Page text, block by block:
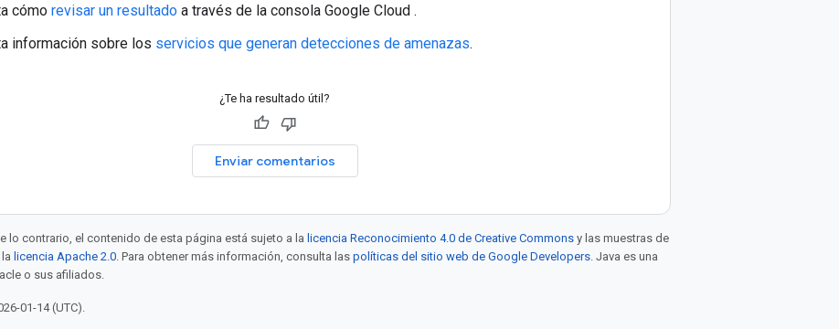
cómo revisar un resultado a través de la consola Google Cloud .
información sobre los servicios que generan detecciones de amenazas.
¿Te ha resultado útil?
Enviar comentarios
lo contrario, el contenido de esta página está sujeto a la licencia Reconocimiento 4.0 de Creative Commons y las muestras de
licencia Apache 2.0. Para obtener más información, consulta las políticas del sitio web de Google Developers. Java es una
o sus afiliados.
01-14 (UTC).